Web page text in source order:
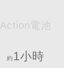
Action電池
約 1小時